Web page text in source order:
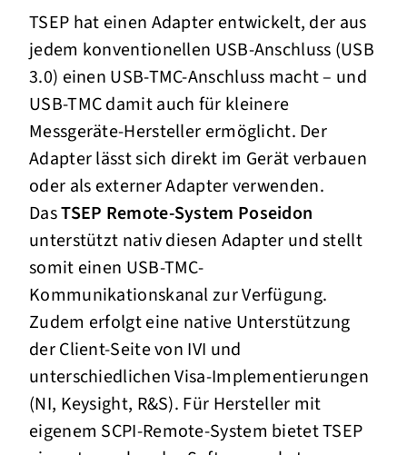
TSEP hat einen Adapter entwickelt, der aus
jedem konventionellen USB-Anschluss (USB
3.0) einen USB-TMC-Anschluss macht – und
USB-TMC damit auch für kleinere
Messgeräte-Hersteller ermöglicht. Der
Adapter lässt sich direkt im Gerät verbauen
oder als externer Adapter verwenden.
DasTSEP Remote-System Poseidon
unterstützt nativ diesen Adapter und stellt
somit einen USB-TMC-
Kommunikationskanal zur Verfügung.
Zudem erfolgt eine native Unterstützung
der Client-Seite von IVI und
unterschiedlichen Visa-Implementierungen
(NI, Keysight, R&S). Für Hersteller mit
eigenem SCPI-Remote-System bietet TSEP